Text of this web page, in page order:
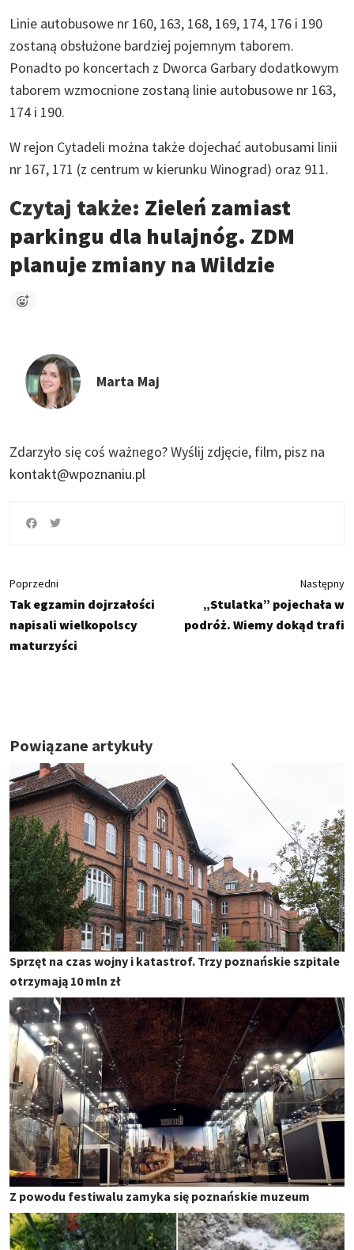
Linie autobusowe nr 160, 163, 168, 169, 174, 176 i 190
zostaną obsłużone bardziej pojemnym taborem.
Ponadto po koncertach z Dworca Garbary dodatkowym
taborem wzmocnione zostaną linie autobusowe nr 163,
174 i 190.
W rejon Cytadeli można także dojechać autobusami linii
nr 167, 171 (z centrum w kierunku Winograd) oraz 911.
Czytaj także: Zieleń zamiast
parkingu dla hulajnóg. ZDM
planuje zmiany na Wildzie
Marta Maj
Zdarzyło się coś ważnego?Wyślij zdjęcie, film, pisz na
kontakt@wpoznaniu.pl
Poprzedni
Tak egzamin dojrzałości
napisali wielkopolscy
maturzyści
Następny
„Stulatka” pojechała w
podróż. Wiemy dokąd trafi
Powiązane artykuły
Sprzęt na czas wojny i katastrof. Trzy poznańskie szpitale
otrzymają 10 mln zł
Z powodu festiwalu zamyka się poznańskie muzeum